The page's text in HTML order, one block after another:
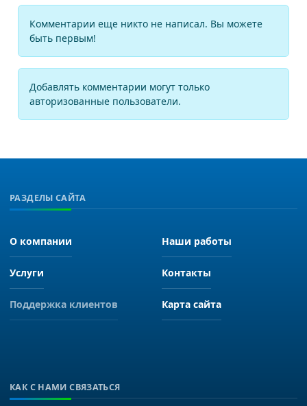
Комментарии еще никто не написал. Вы можете
быть первым!
Добавлять комментарии могут только
авторизованные пользователи.
РАЗДЕЛЫ САЙТА
О компании Наши работы
Услуги Контакты
Поддержка клиентов Карта сайта
КАК С НАМИ СВЯЗАТЬСЯ